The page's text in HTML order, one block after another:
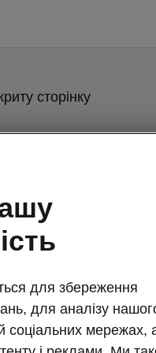
сторінку
для збереження
для аналізу
соціальних мережах,